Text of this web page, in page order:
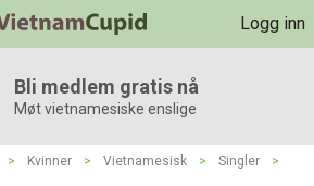
Logg inn
Bli medlem gratis nå
Møt vietnamesiske enslige
> Kvinner > Vietnamesisk > Singler
>